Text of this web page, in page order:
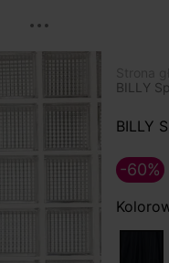
BILLY
BILLY
-60%